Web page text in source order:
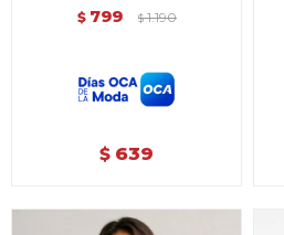
$ 799 $ 1.190
$ 639